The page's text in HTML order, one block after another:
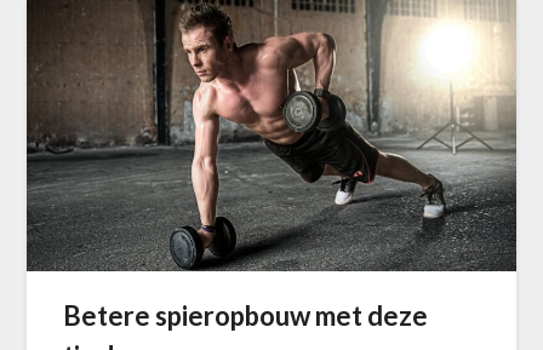
Betere spieropbouw met deze